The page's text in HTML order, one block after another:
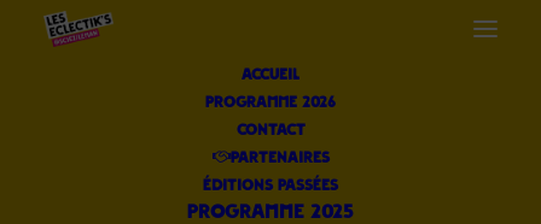
Accueil
Programme 2026
Contact
Partenaires
éditions passées
Programme 2025
Programmation
2023